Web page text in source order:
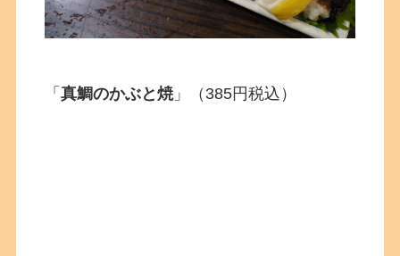
「真鯛のかぶと焼 」 （385円税込）